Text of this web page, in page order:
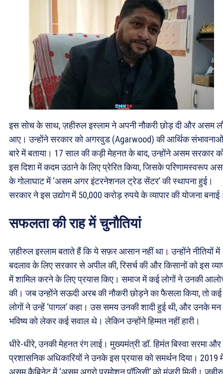
इस सोच के साथ, ज़हीरुल इस्लाम ने अपनी नौकरी छोड़ दी और असम
आए। उन्होंने सरकार को अगरवुड (Agarwood) की आर्थिक
बारे में बताया। 17 साल की कड़ी मेहनत के बाद, उन्होंने असम सरकार
इस दिशा में कदम उठाने के लिए प्रेरित किया, जिसके परिणामस्वरूप
के गोलाघाट में ‘असम अगर इंटरनेशनल ट्रेड सेंटर’ की स्थापना हुई।
सरकार ने इस उद्योग में 50,000 करोड़ रुपये के व्यापार की योजना
सफलता की राह में चुनौतियां
ज़हीरुल इस्लाम बताते हैं कि ये सफ़र आसान नहीं था। उन्होंने नीतियों में
बदलाव के लिए सरकार से अपील की, रिसर्च की और किसानों को इस
में शामिल करने के लिए प्रयास किए। समाज में कई लोगों ने उनकी
की। जब उन्होंने सऊदी अरब की नौकरी छोड़ने का फैसला किया, तो कई
लोगों ने उन्हें ‘पागल’ कहा। उस समय उनकी शादी हुई थी, और उनके मन
भविष्य को लेकर कई सवाल थे। लेकिन उन्होंने हिम्मत नहीं हारी।
धीरे-धीरे, उनकी मेहनत रंग लाई। मुख्यमंत्री डॉ. हिमंत बिस्वा सरमा
प्रशासनिक अधिकारियों ने उनके इस प्रयास को समर्थन दिया। 2019
असम कैबिनेट में ‘असम अगरो प्रमोशन पॉलिसी’ को मंजूरी मिली।